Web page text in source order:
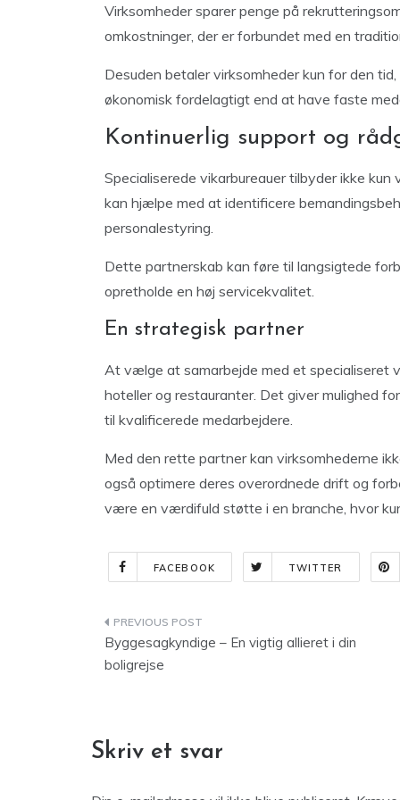
Virksomheder sparer penge på
omkostninger, der er forbundet med en
Desuden betaler virksomheder kun for den
økonomisk fordelagtigt end at have faste
Kontinuerlig support og
Specialiserede vikarbureauer tilbyder ikke
kan hjælpe med at identificere
personalestyring.
Dette partnerskab kan føre til langsigtede
opretholde en høj servicekvalitet.
En strategisk partner
At vælge at samarbejde med et specialiseret
hoteller og restauranter. Det giver mulighed
til kvalificerede medarbejdere.
Med den rette partner kan virksomhederne
også optimere deres overordnede drift og
være en værdifuld støtte i en branche, hvor
FACEBOOK TWITTER
Indlægsnavigation
Byggesagkyndige – En vigtig allieret i din
boligrejse
Skriv et svar